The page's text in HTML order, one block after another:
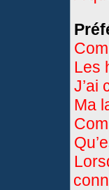
Les
J’ai
Ma